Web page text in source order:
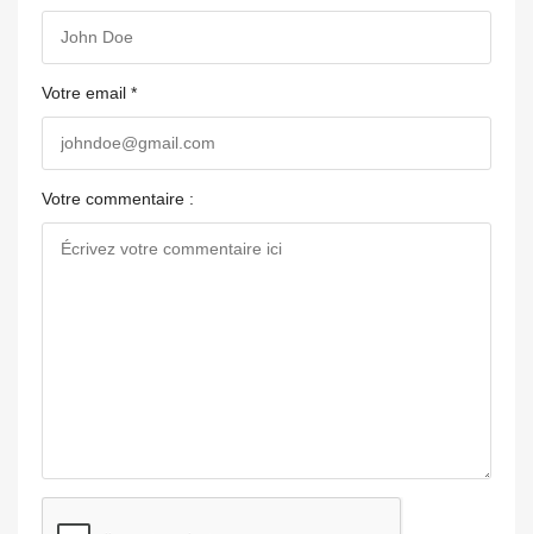
Votre email *
Votre commentaire :